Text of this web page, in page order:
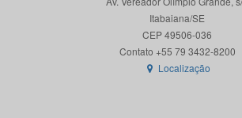
Itabaiana/SE
CEP 49506-036
Localização